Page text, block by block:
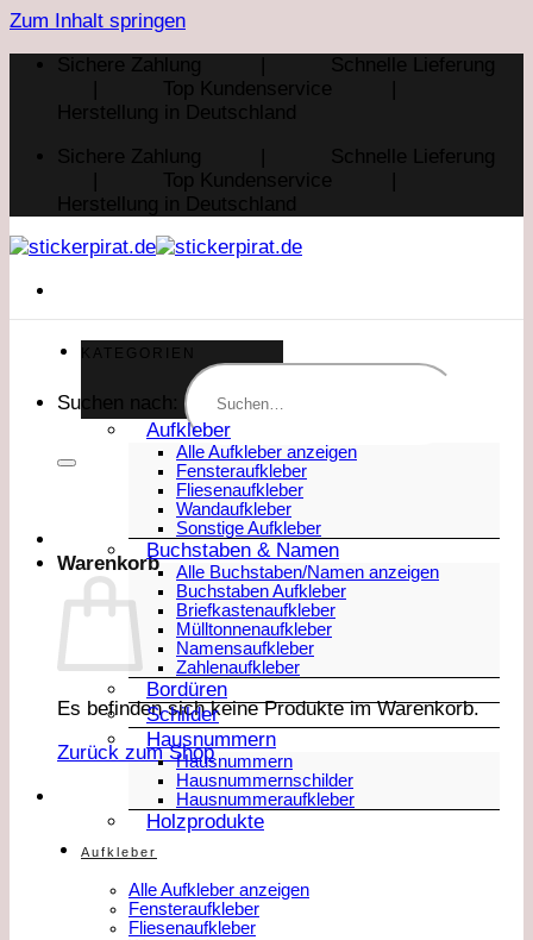
Zum Inhalt springen
Sichere Zahlung | Schnelle Lieferung
| Top Kundenservice |
Herstellung in Deutschland
Sichere Zahlung | Schnelle Lieferung
| Top Kundenservice |
Herstellung in Deutschland
Suchen nach:
Warenkorb
Es befinden sich keine Produkte im Warenkorb.
Zurück zum Shop
KATEGORIEN
Aufkleber
Alle Aufkleber anzeigen
Fensteraufkleber
Fliesenaufkleber
Wandaufkleber
Sonstige Aufkleber
Buchstaben & Namen
Alle Buchstaben/Namen anzeigen
Buchstaben Aufkleber
Briefkastenaufkleber
Mülltonnenaufkleber
Namensaufkleber
Zahlenaufkleber
Bordüren
Schilder
Hausnummern
Hausnummern
Hausnummernschilder
Hausnummeraufkleber
Holzprodukte
Aufkleber
Alle Aufkleber anzeigen
Fensteraufkleber
Fliesenaufkleber